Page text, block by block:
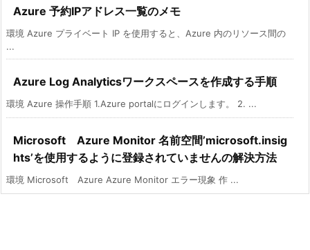
Azure 予約IPアドレス一覧のメモ
環境 Azure プライベート IP を使用すると、Azure 内のリソース間の
...
Azure Log Analyticsワークスペースを作成する手順
環境 Azure 操作手順 1.Azure portalにログインします。 2. ...
Microsoft Azure Monitor 名前空間’microsoft.insig
hts’を使用するように登録されていませんの解決方法
環境 Microsoft Azure Azure Monitor エラー現象 作 ...